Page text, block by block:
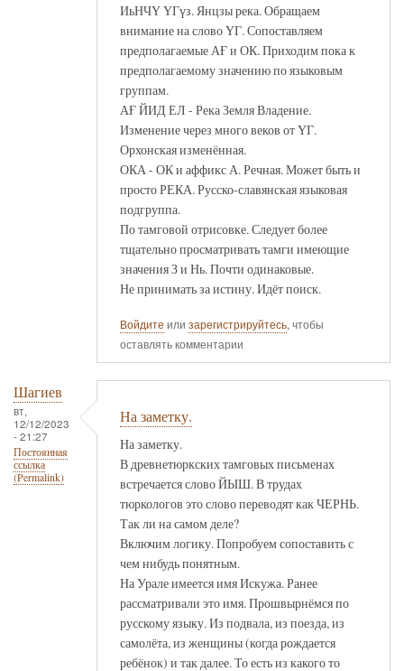
ИьНЧҮ ҮГүз. Янцзы река. Обращаем
внимание на слово ҮГ. Сопоставляем
предполагаемые АҒ и ОК. Приходим пока к
предполагаемому значению по языковым
группам.
АҒ ЙИД ЕЛ - Река Земля Владение.
Изменение через много веков от ҮГ.
Орхонская изменённая.
ОКА - ОК и аффикс А. Речная. Может быть и
просто РЕКА. Русско-славянская языковая
подгруппа.
По тамговой отрисовке. Следует более
тщательно просматривать тамги имеющие
значения З и Нь. Почти одинаковые.
Не принимать за истину. Идёт поиск.
Войдите или зарегистрируйтесь, чтобы
оставлять комментарии
Шагиев
вт,
12/12/2023
- 21:27
Постоянная
ссылка
(Permalink)
На заметку.
На заметку.
В древнетюркских тамговых письменах
встречается слово ЙЫШ. В трудах
тюркологов это слово переводят как ЧЕРНЬ.
Так ли на самом деле?
Включим логику. Попробуем сопоставить с
чем нибудь понятным.
На Урале имеется имя Искужа. Ранее
рассматривали это имя. Прошвырнёмся по
русскому языку. Из подвала, из поезда, из
самолёта, из женщины (когда рождается
ребёнок) и так далее. То есть из какого то